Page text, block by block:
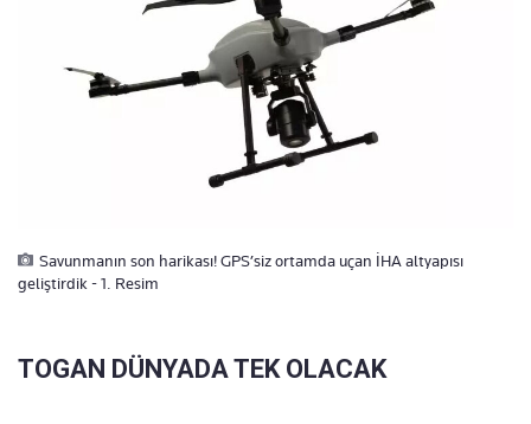
Savunmanın son harikası! GPS’siz ortamda uçan İHA altyapısı
geliştirdik - 1. Resim
TOGAN DÜNYADA TEK OLACAK